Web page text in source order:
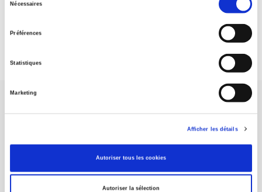
Nécessaires
Préférences
Statistiques
Marketing
Afficher les détails
Autoriser tous les cookies
Autoriser la sélection
SCIENCES PO UNIVERSITY PRESS has a threefold role: to publish
help public and political debate.continue